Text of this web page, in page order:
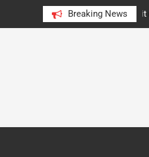
Breaking News
au citit românii în 2023